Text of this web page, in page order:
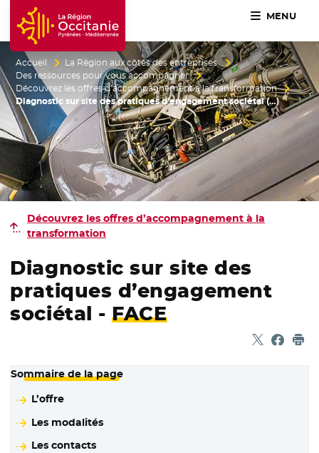
Accueil Région Occitanie / Pyrénées-Méditerranée
MENU
Accueil
La Région aux côtés des entreprises
Des ressources pour vous accompagner
Découvrez les offres d’accompagnement à la transformation
Diagnostic sur site des pratiques d’engagement sociétal (…)
Découvrez les offres d’accompagnement à la
transformation
Diagnostic sur site des
pratiques d’engagement
sociétal -FACE
Partager
- Nouvelle
-
Sommaire de la page
L’offre
Les modalités
Les contacts